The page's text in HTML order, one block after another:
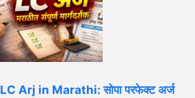
LC Arj in Marathi: सोपा परफेक्ट अर्ज